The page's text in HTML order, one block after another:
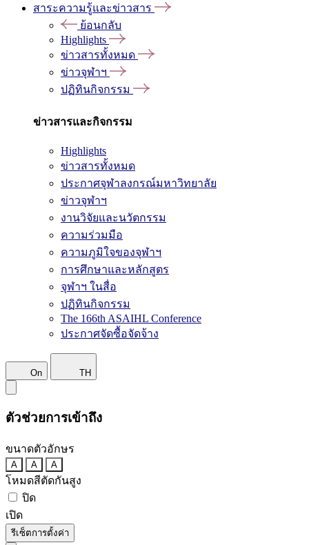
สาระความรู้และข่าวสาร
ย้อนกลับ
Highlights
ข่าวสารทั้งหมด
ข่าวจุฬาฯ
ปฏิทินกิจกรรม
ข่าวสารและกิจกรรม
Highlights
ข่าวสารทั้งหมด
ประกาศจุฬาลงกรณ์มหาวิทยาลัย
ข่าวจุฬาฯ
งานวิจัยและนวัตกรรม
ความร่วมมือ
ความภูมิใจของจุฬาฯ
การศึกษาและหลักสูตร
จุฬาฯ ในสื่อ
ปฏิทินกิจกรรม
The 166th ASAIHL Conference
ประกาศจัดซื้อจัดจ้าง
On TH
ตัวช่วยการเข้าถึง
ขนาดตัวอักษร
A A A
โหมดสีตัดกันสูง
ปิด
เปิด
รีเซ็ตการตั้งค่า